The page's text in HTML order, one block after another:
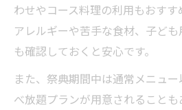
わせやコース料理の利用もおすす
アレルギーや苦手な食材、子ど
も確認しておくと安心です。
また、祭典期間中は通常メニュ
べ放題プランが用意されること